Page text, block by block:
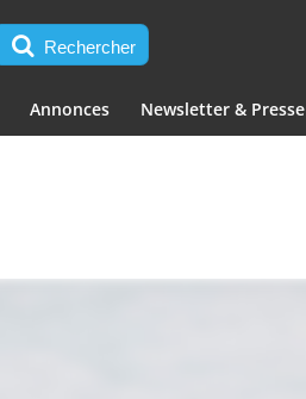
Rechercher
Annonces Newsletter & Presse